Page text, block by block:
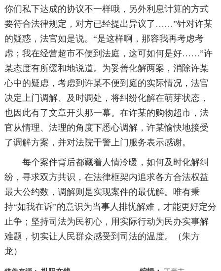
你们私下达成的协议不一样哦，另外利息计算的方式
要符合法律规定，对方已经提出异议了……”针对许某
的疑惑，法官如是说。“是这样啊，那容我再考虑考
虑；我在经营超市不便到法庭，这可如何是好……”许
某态度有所缓和地说道。为妥善化解两案，消除许某
心中的疑虑，考虑到许某不便到庭的实际情况，法官
决定上门调解、及时调处，将纠纷化解在萌芽状态，
也因此有了文章开头那一幕。在许某的购物超市，法
官从情理、法理的角度下悉心调解，许某愉快地接受
了调解方案，并对法院干警上门服务表示感谢。
每个案件背后都藏着人情冷暖，如何及时化解纠
纷，寻求双方共识，在法律框架内追求各方合法权益
最大公约数，调解则是实现案件的最优解。唯有秉
持“如我在诉”的意识为当事人排忧解难，才能更好定分
止争；坚持司法为民初心，用实际行动为民办实事解
难题，切实让人民群众感受到司法的温度。（朱方
龙）